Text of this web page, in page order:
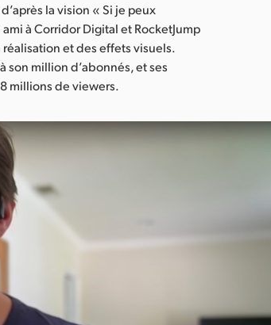
la vision « Si je peux
à Corridor Digital et RocketJump
et des effets visuels.
son million d’abonnés, et ses
millions de viewers.